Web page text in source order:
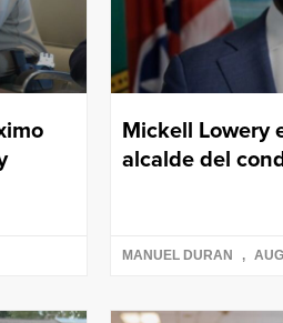
Mickell Lowery
alcalde del
MANUEL DURAN